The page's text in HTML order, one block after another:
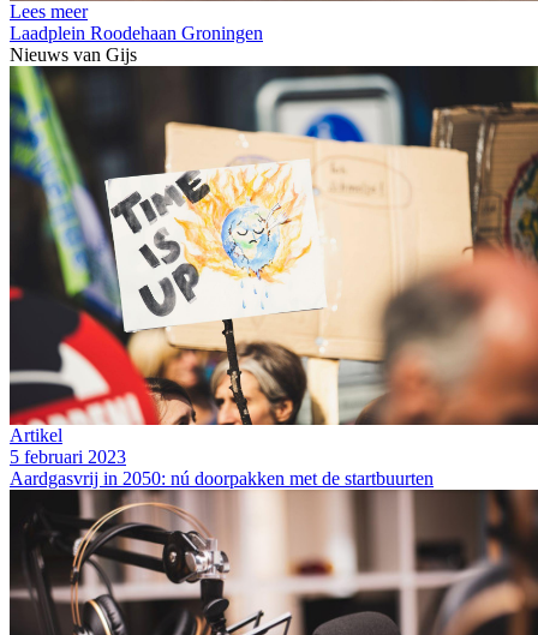
Lees meer
Laadplein Roodehaan Groningen
Nieuws van Gijs
Artikel
5 februari 2023
Aardgasvrij in 2050: nú doorpakken met de startbuurten